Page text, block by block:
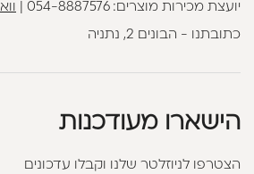
יועצת מכירות מוצרים:054-8887576
כתובתנו - הבונים 2, נתניה
הישארו מעודכנות
הצטרפו לניוזלטר שלנו וקבלו עדכונים